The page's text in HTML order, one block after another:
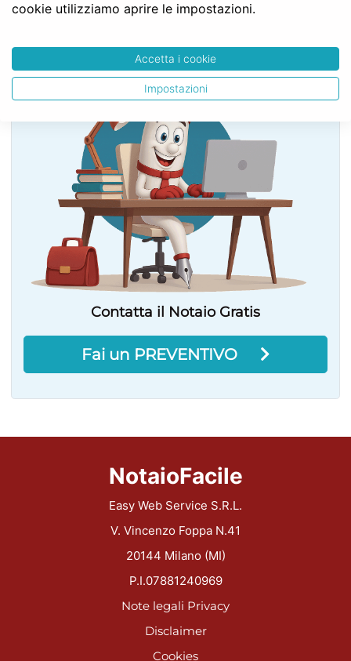
SERVE LA CONSULENZA DEL NOTAIO?
Contatta il Notaio Gratis
Fai un PREVENTIVO
NotaioFacile
Easy Web Service S.R.L.
V. Vincenzo Foppa N.41
20144 Milano (MI)
P.I.07881240969
Note legali Privacy
Disclaimer
Cookies
cookie utilizziamo aprire le impostazioni.
Accetta i cookie
Impostazioni